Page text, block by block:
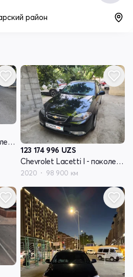
район
Chevrolet Lacetti I - поколение рестайлинг
123 174 996 UZS
Chevrolet Lacetti I - поколение рестайлинг
2020 98 900 км